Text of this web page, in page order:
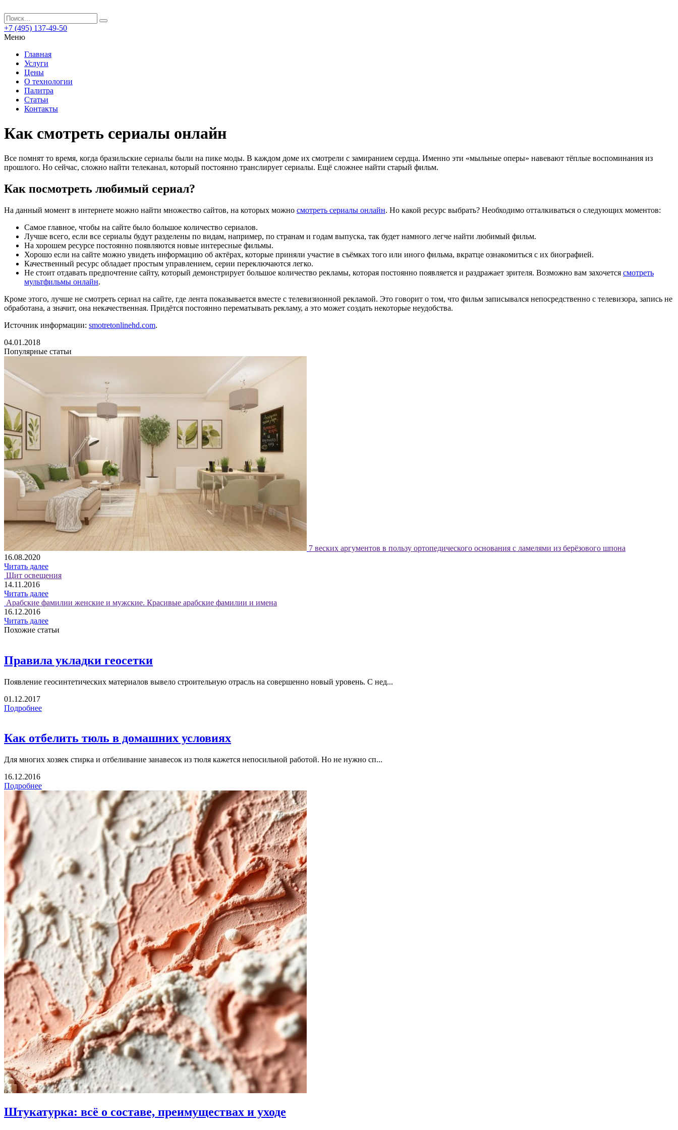
+7 (495) 137-49-50
Меню
Главная
Услуги
Цены
О технологии
Палитра
Статьи
Контакты
Как смотреть сериалы онлайн
Все помнят то время, когда бразильские сериалы были на пике моды. В каждом доме их смотрели с замиранием сердца. Именно эти «мыльные оперы» навевают тёплые воспоминания из
прошлого. Но сейчас, сложно найти телеканал, который постоянно транслирует сериалы. Ещё сложнее найти старый фильм.
Как посмотреть любимый сериал?
На данный момент в интернете можно найти множество сайтов, на которых можно смотреть сериалы онлайн. Но какой ресурс выбрать? Необходимо отталкиваться о следующих моментов:
Самое главное, чтобы на сайте было большое количество сериалов.
Лучше всего, если все сериалы будут разделены по видам, например, по странам и годам выпуска, так будет намного легче найти любимый фильм.
На хорошем ресурсе постоянно появляются новые интересные фильмы.
Хорошо если на сайте можно увидеть информацию об актёрах, которые приняли участие в съёмках того или иного фильма, вкратце ознакомиться с их биографией.
Качественный ресурс обладает простым управлением, серии переключаются легко.
Не стоит отдавать предпочтение сайту, который демонстрирует большое количество рекламы, которая постоянно появляется и раздражает зрителя. Возможно вам захочется смотреть
мультфильмы онлайн.
Кроме этого, лучше не смотреть сериал на сайте, где лента показывается вместе с телевизионной рекламой. Это говорит о том, что фильм записывался непосредственно с телевизора, запись не
обработана, а значит, она некачественная. Придётся постоянно перематывать рекламу, а это может создать некоторые неудобства.
Источник информации: smotretonlinehd.com.
04.01.2018
Популярные статьи
7 веских аргументов в пользу ортопедического основания с ламелями из берёзового шпона
16.08.2020
Читать далее
Щит освещения
14.11.2016
Читать далее
Арабские фамилии женские и мужские. Красивые арабские фамилии и имена
16.12.2016
Читать далее
Похожие статьи
Правила укладки геосетки
Появление геосинтетических материалов вывело строительную отрасль на совершенно новый уровень. С нед...
01.12.2017
Подробнее
Как отбелить тюль в домашних условиях
Для многих хозяек стирка и отбеливание занавесок из тюля кажется непосильной работой. Но не нужно сп...
16.12.2016
Подробнее
Штукатурка: всё о составе, преимуществах и уходе